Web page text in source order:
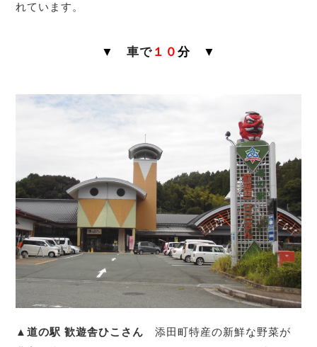
れています。
▼ 車で １０ 分 ▼
▲道の駅 歓遊舎ひこさん 添田町特産の新鮮な野菜が